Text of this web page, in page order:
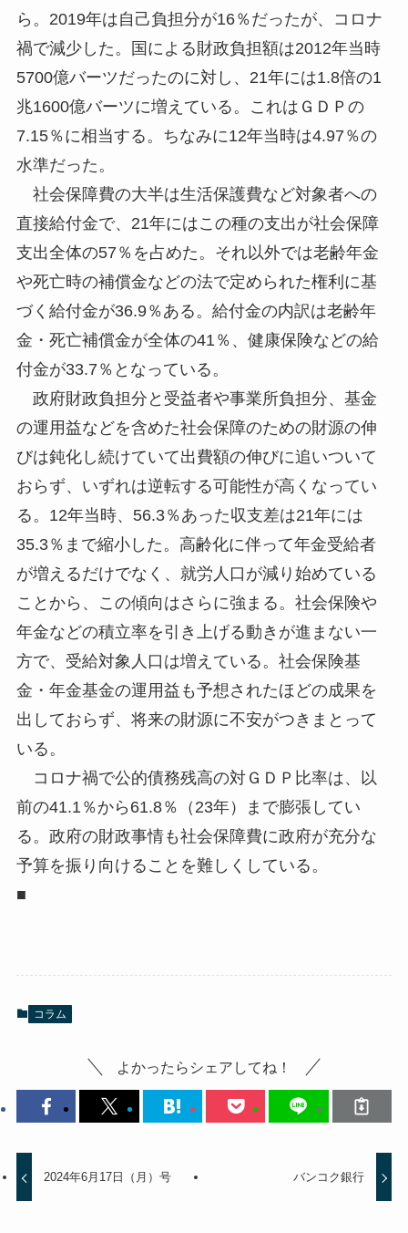
ら。2019年は自己負担分が16％だったが、コロナ
禍で減少した。国による財政負担額は2012年当時
5700億バーツだったのに対し、21年には1.8倍の1
兆1600億バーツに増えている。これはＧＤＰの
7.15％に相当する。ちなみに12年当時は4.97％の
水準だった。
社会保障費の大半は生活保護費など対象者への
直接給付金で、21年にはこの種の支出が社会保障
支出全体の57％を占めた。それ以外では老齢年金
や死亡時の補償金などの法で定められた権利に基
づく給付金が36.9％ある。給付金の内訳は老齢年
金・死亡補償金が全体の41％、健康保険などの給
付金が33.7％となっている。
政府財政負担分と受益者や事業所負担分、基金
の運用益などを含めた社会保障のための財源の伸
びは鈍化し続けていて出費額の伸びに追いついて
おらず、いずれは逆転する可能性が高くなってい
る。12年当時、56.3％あった収支差は21年には
35.3％まで縮小した。高齢化に伴って年金受給者
が増えるだけでなく、就労人口が減り始めている
ことから、この傾向はさらに強まる。社会保険や
年金などの積立率を引き上げる動きが進まない一
方で、受給対象人口は増えている。社会保険基
金・年金基金の運用益も予想されたほどの成果を
出しておらず、将来の財源に不安がつきまとって
いる。
コロナ禍で公的債務残高の対ＧＤＰ比率は、以
前の41.1％から61.8％（23年）まで膨張してい
る。政府の財政事情も社会保障費に政府が充分な
予算を振り向けることを難しくしている。
■
コラム
よかったらシェアしてね！
2024年6月17日（月）号 バンコク銀行